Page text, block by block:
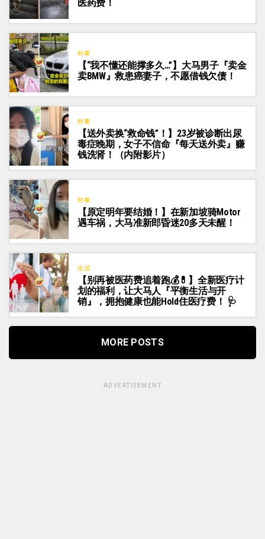
医药费！
时事
【“我不懂还能撑多久…”】大马男子『卖金
卖BMW』救患癌妻子，不愿借钱欠债！
时事
【送外卖换“救命钱”！】23岁被诊断出尿
毒症晚期，女子不信命『每天送外卖』赚
钱洗肾！（内附影片）
时事
【原定明年要结婚！】在新加坡骑Motor
遇车祸，大马准新郎昏迷20多天未醒！
生活
【别再被医药费追着跑💰💊】全新医疗计
划的福利，让大马人『平衡生活与开
销』，拥抱健康也能Hold住医疗费！ 🩺
MORE POSTS
ADVERTISEMENT